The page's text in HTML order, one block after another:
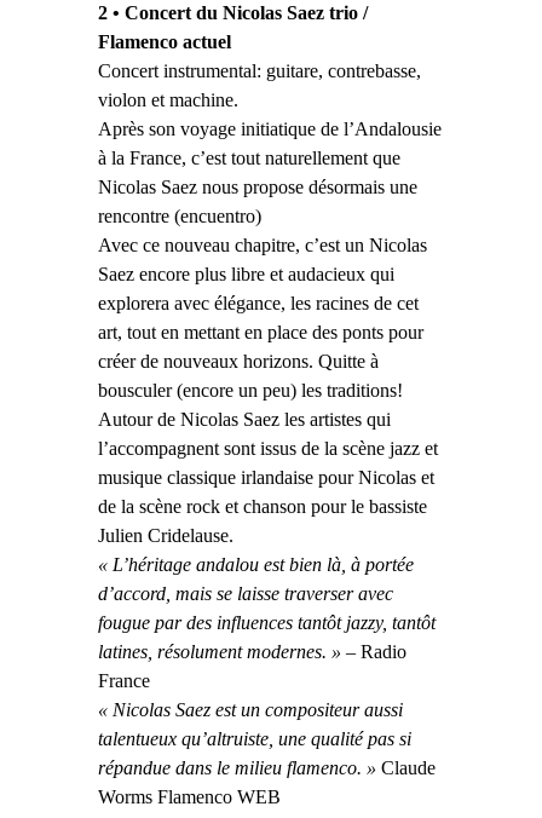
2 • Concert du Nicolas Saez trio /
Flamenco actuel
Concert instrumental: guitare, contrebasse,
violon et machine.
Après son voyage initiatique de l’Andalousie
à la France, c’est tout naturellement que
Nicolas Saez nous propose désormais une
rencontre (encuentro)
Avec ce nouveau chapitre, c’est un Nicolas
Saez encore plus libre et audacieux qui
explorera avec élégance, les racines de cet
art, tout en mettant en place des ponts pour
créer de nouveaux horizons. Quitte à
bousculer (encore un peu) les traditions!
Autour de Nicolas Saez les artistes qui
l’accompagnent sont issus de la scène jazz et
musique classique irlandaise pour Nicolas et
de la scène rock et chanson pour le bassiste
Julien Cridelause.
« L’héritage andalou est bien là, à portée
d’accord, mais se laisse traverser avec
fougue par des influences tantôt jazzy, tantôt
latines, résolument modernes. » – Radio
France
« Nicolas Saez est un compositeur aussi
talentueux qu’altruiste, une qualité pas si
répandue dans le milieu flamenco. » Claude
Worms Flamenco WEB